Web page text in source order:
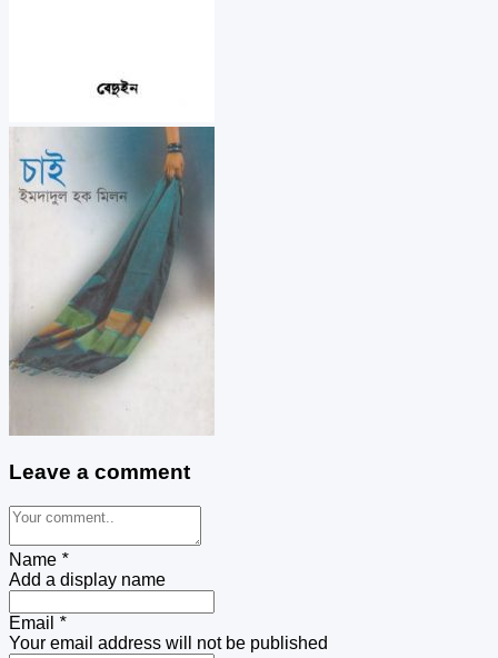
Leave a comment
Name *
Add a display name
Email *
Your email address will not be published